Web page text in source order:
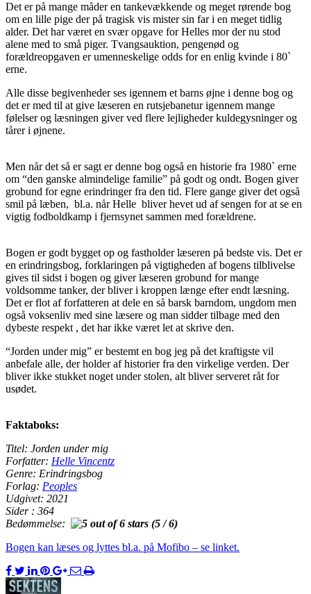
Det er på mange måder en tankevækkende og meget rørende bog
om en lille pige der på tragisk vis mister sin far i en meget tidlig
alder. Det har været en svær opgave for Helles mor der nu stod
alene med to små piger. Tvangsauktion, pengenød og
forældreopgaven er umenneskelige odds for en enlig kvinde i 80`
erne.
Alle disse begivenheder ses igennem et barns øjne i denne bog og
det er med til at give læseren en rutsjebanetur igennem mange
følelser og læsningen giver ved flere lejligheder kuldegysninger og
tårer i øjnene.
Men når det så er sagt er denne bog også en historie fra 1980` erne
om “den ganske almindelige familie” på godt og ondt. Bogen giver
grobund for egne erindringer fra den tid. Flere gange giver det også
smil på læben, bl.a. når Helle bliver hevet ud af sengen for at se en
vigtig fodboldkamp i fjernsynet sammen med forældrene.
Bogen er godt bygget op og fastholder læseren på bedste vis. Det er
en erindringsbog, forklaringen på vigtigheden af bogens tilblivelse
gives til sidst i bogen og giver læseren grobund for mange
voldsomme tanker, der bliver i kroppen længe efter endt læsning.
Det er flot af forfatteren at dele en så barsk barndom, ungdom men
også voksenliv med sine læsere og man sidder tilbage med den
dybeste respekt , det har ikke været let at skrive den.
“Jorden under mig” er bestemt en bog jeg på det kraftigste vil
anbefale alle, der holder af historier fra den virkelige verden. Der
bliver ikke stukket noget under stolen, alt bliver serveret råt for
usødet.
Faktaboks:
Titel: Jorden under mig
Forfatter: Helle Vincentz
Genre: Erindringsbog
Forlag: Peoples
Udgivet: 2021
Sider : 364
Bedømmelse:
(5 / 6)
Bogen kan læses og lyttes bl.a. på Mofibo – se linket.